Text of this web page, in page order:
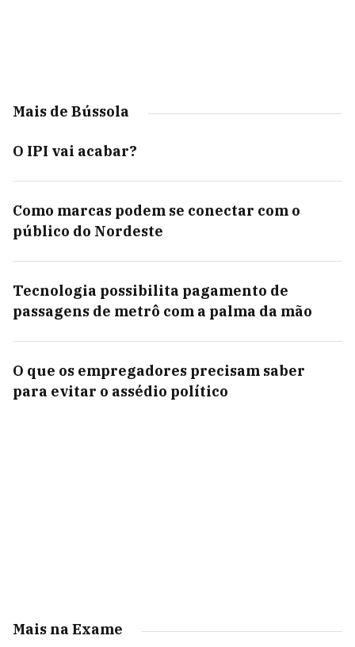
Mais de Bússola
O IPI vai acabar?
Como marcas podem se conectar com o
público do Nordeste
Tecnologia possibilita pagamento de
passagens de metrô com a palma da mão
O que os empregadores precisam saber
para evitar o assédio político
Mais na Exame